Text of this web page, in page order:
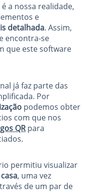
a nossa realidade,
e
detalhada. Assim,
encontra-se
que este software
já faz parte das
Por
podemos obter
com que nos
QRpara
permitiu visualizar
, uma vez
de um par de